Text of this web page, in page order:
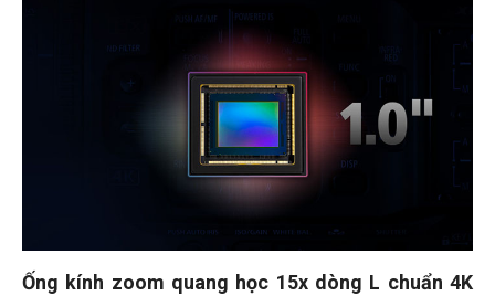
Ống kính zoom quang học 15x dòng L chuẩn 4K